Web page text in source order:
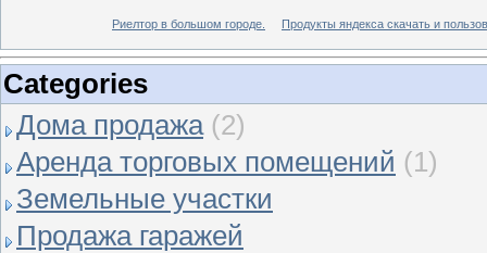
Риелтор в большом городе. Продукты яндекса скачать и
Categories
Дома продажа (2)
Аренда торговых помещений (1)
Земельные участки
Продажа гаражей